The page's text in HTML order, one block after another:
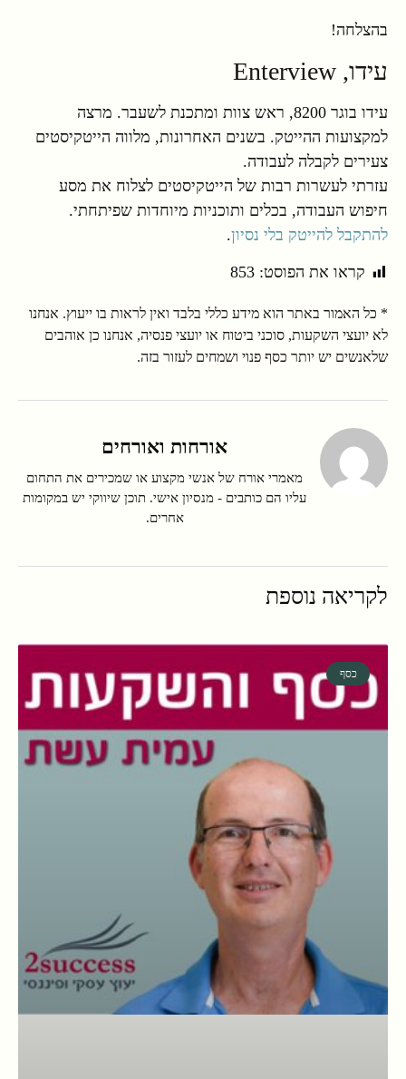
בהצלחה!
עידו, Enterview
עידו בוגר 8200, ראש צוות ומתכנת לשעבר. מרצה
למקצועות ההייטק. בשנים האחרונות, מלווה הייטקיסטים
צעירים לקבלה לעבודה.
עזרתי לעשרות רבות של הייטקיסטים לצלוח את מסע
חיפוש העבודה, בכלים ותוכניות מיוחדות שפיתחתי.
להתקבל להייטק בלי נסיון.
קראו את הפוסט: 853
* כל האמור באתר הוא מידע כללי בלבד ואין לראות בו ייעוץ. אנחנו
לא יועצי השקעות, סוכני ביטוח או יועצי פנסיה, אנחנו כן אוהבים
שלאנשים יש יותר כסף פנוי ושמחים לעזור בזה.
אורחות ואורחים
מאמרי אורח של אנשי מקצוע או שמכירים את התחום
עליו הם כותבים - מנסיון אישי. תוכן שיווקי יש במקומות
אחרים.
לקריאה נוספת
כסף